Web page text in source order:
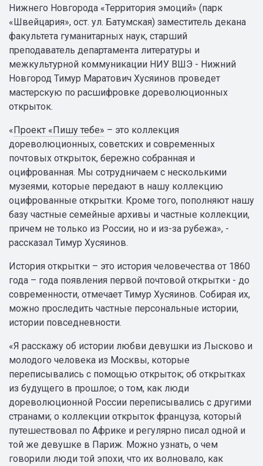
Нижнего Новгорода «Территория эмоций» (парк
«Швейцария», ост. ул. Батумская) заместитель декана
факультета гуманитарных наук, старший
преподаватель департамента литературы и
межкультурной коммуникации НИУ ВШЭ - Нижний
Новгород Тимур Маратович Хусяинов проведет
мастерскую по расшифровке дореволюционных
открыток.
«Проект «Пишу тебе» – это коллекция
дореволюционных, советских и современных
почтовых открыток, бережно собранная и
оцифрованная. Мы сотрудничаем с несколькими
музеями, которые передают в нашу коллекцию
оцифрованные открытки. Кроме того, пополняют нашу
базу частные семейные архивы и частные коллекции,
причем не только из России, но и из-за рубежа», -
рассказал Тимур Хусяинов.
История открытки – это история человечества от 1860
года – года появления первой почтовой открытки - до
современности, отмечает Тимур Хусяинов. Собирая их,
можно проследить частные персональные истории,
истории повседневности.
«Я расскажу об истории любви девушки из Лысково и
молодого человека из Москвы, которые
переписывались с помощью открыток; об открытках
из будущего в прошлое; о том, как люди
дореволюционной России переписывались с другими
странами; о коллекции открыток француза, который
путешествовал по Африке и регулярно писал одной и
той же девушке в Париж. Можно узнать, о чем
говорили люди той эпохи, что их волновало, как